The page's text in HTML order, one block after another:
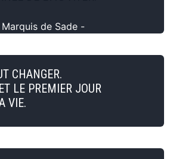
de Sade -
CHANGER.
LE PREMIER JOUR
VIE.